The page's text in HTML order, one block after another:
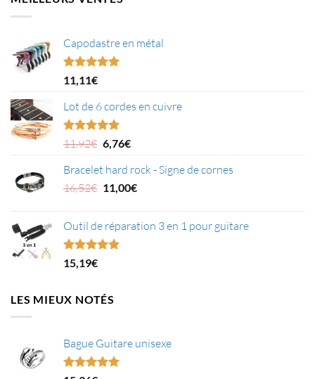
Capodastre en métal
Note4.95
sur 5
11,11€
Lot de 6 cordes en cuivre
Note5.00
sur 5
11,92€ Le
initial
était :
6,76€Le
actuel
est :
Bracelet hard rock - Signe de cornes
16,52€ Le
était :
16,52€.
11,00€Le
est :
Outil de réparation 3 en 1 pour guitare
Note5.00
sur 5
15,19€
LES MIEUX NOTÉS
Bague Guitare unisexe